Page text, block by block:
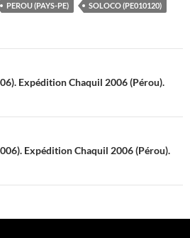
PEROU (PAYS-PE) SOLOCO (PE010120)
Expédition Chaquil 2006 (Pérou).
Expédition Chaquil 2006 (Pérou).